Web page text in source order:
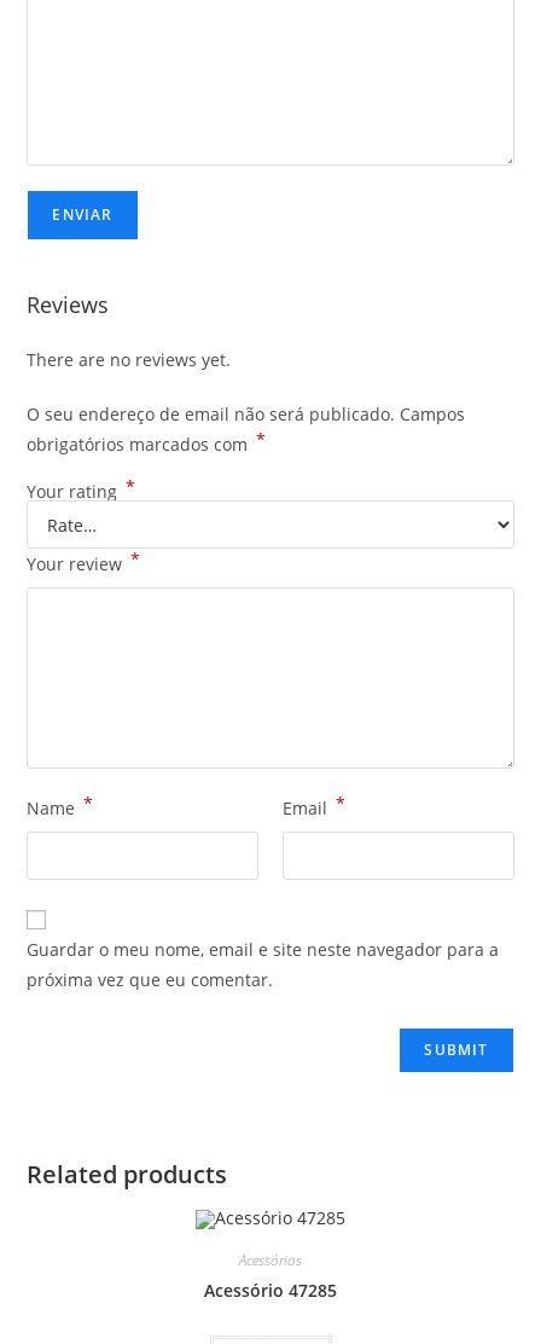
Reviews
There are no reviews yet.
O seu endereço de email não será publicado. Campos
obrigatórios marcados com *
Your rating *
Your review *
Name * Email *
Guardar o meu nome, email e site neste navegador para a
próxima vez que eu comentar.
Related products
Acessórios
Acessório 47285